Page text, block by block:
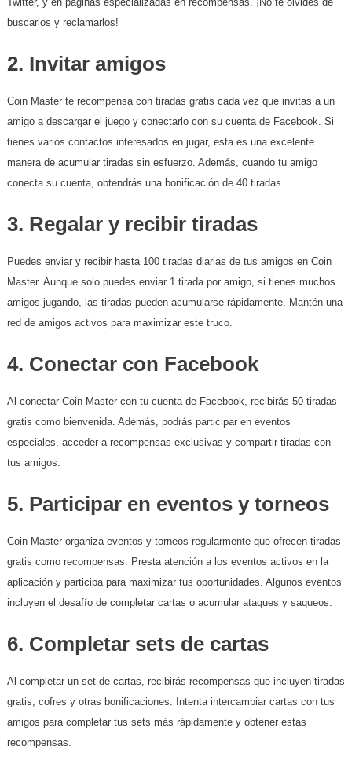
buscarlos y reclamarlos!
2. Invitar amigos
Coin Master te recompensa con tiradas gratis cada vez que invitas a un
amigo a descargar el juego y conectarlo con su cuenta de Facebook. Si
tienes varios contactos interesados en jugar, esta es una excelente
manera de acumular tiradas sin esfuerzo. Además, cuando tu amigo
conecta su cuenta, obtendrás una bonificación de 40 tiradas.
3. Regalar y recibir tiradas
Puedes enviar y recibir hasta 100 tiradas diarias de tus amigos en Coin
Master. Aunque solo puedes enviar 1 tirada por amigo, si tienes muchos
amigos jugando, las tiradas pueden acumularse rápidamente. Mantén una
red de amigos activos para maximizar este truco.
4. Conectar con Facebook
Al conectar Coin Master con tu cuenta de Facebook, recibirás 50 tiradas
gratis como bienvenida. Además, podrás participar en eventos
especiales, acceder a recompensas exclusivas y compartir tiradas con
tus amigos.
5. Participar en eventos y torneos
Coin Master organiza eventos y torneos regularmente que ofrecen tiradas
gratis como recompensas. Presta atención a los eventos activos en la
aplicación y participa para maximizar tus oportunidades. Algunos eventos
incluyen el desafío de completar cartas o acumular ataques y saqueos.
6. Completar sets de cartas
Al completar un set de cartas, recibirás recompensas que incluyen tiradas
gratis, cofres y otras bonificaciones. Intenta intercambiar cartas con tus
amigos para completar tus sets más rápidamente y obtener estas
recompensas.